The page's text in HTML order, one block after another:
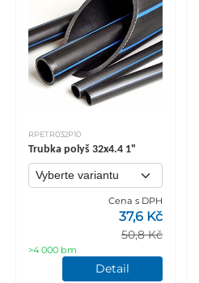
RPETR032P10
Trubka polyš 32x4.4 1"
Cena s DPH
50,8 Kč
37,6 Kč
>4 000 bm
Detail